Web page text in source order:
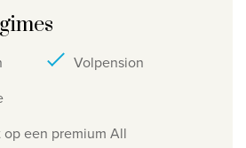
Volpension
een premium All